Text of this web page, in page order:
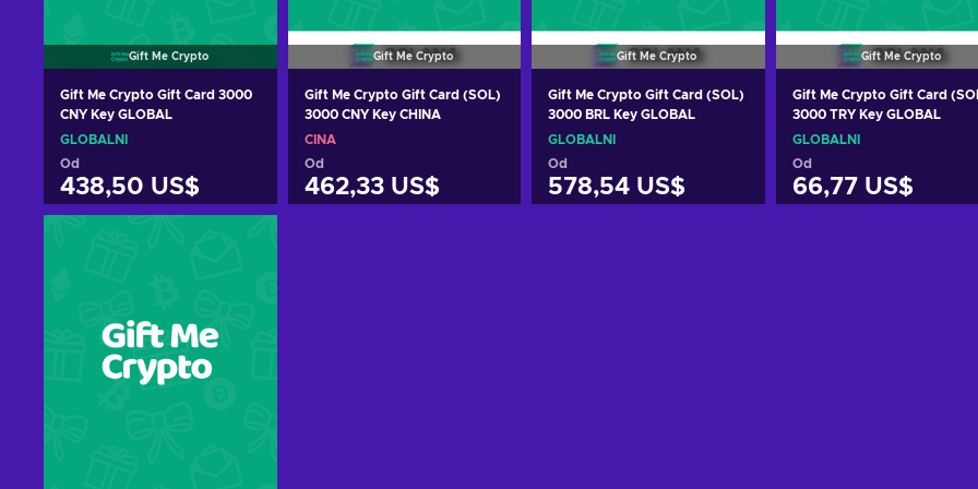
Gift Me Crypto
Gift Me Crypto Gift Card 3000
CNY Key GLOBAL
GLOBÁLNÍ
Od
438,50 US$
Gift Me Crypto
Gift Me Crypto Gift Card (SOL)
3000 CNY Key CHINA
ČÍNA
Od
462,33 US$
Gift Me Crypto
Gift Me Crypto Gift Card (SOL)
3000 BRL Key GLOBAL
GLOBÁLNÍ
Od
578,54 US$
Gift Me Crypto
Gift Me Crypto Gift Card
3000 TRY Key GLOBAL
GLOBÁLNÍ
Od
66,77 US$